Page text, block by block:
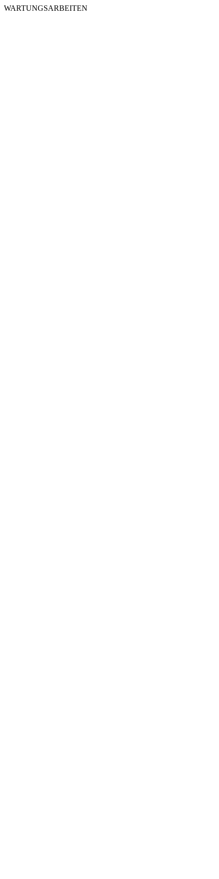
WARTUNGSARBEITEN